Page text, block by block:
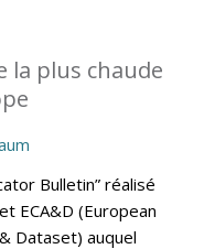
la plus chaude
Bulletin” réalisé
ECA&D (European
Dataset) auquel